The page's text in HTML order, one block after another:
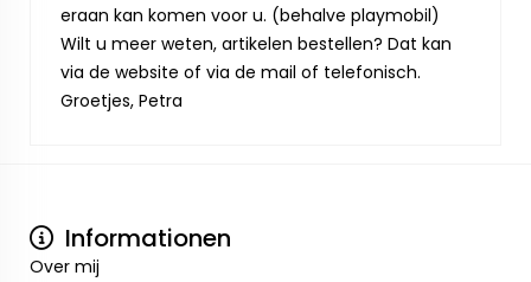
eraan kan komen voor u. (behalve playmobil)
Wilt u meer weten, artikelen bestellen? Dat kan
via de website of via de mail of telefonisch.
Groetjes, Petra
Informationen
Over mij